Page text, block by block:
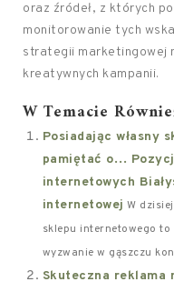
oraz źródeł, z których
monitorowanie tych
strategii marketingowej
kreatywnych kampanii.
W Temacie
Posiadając własny
pamiętać o…
internetowych
internetowej W
sklepu internetowego
wyzwanie w gąszczu
Skuteczna reklama